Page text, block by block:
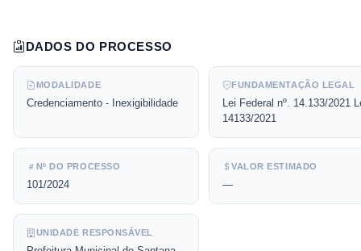
DADOS DO PROCESSO
MODALIDADE
Credenciamento - Inexigibilidade
FUNDAMENTAÇÃO LEGAL
Lei Federal nº. 14.133/2021
14133/2021
Nº DO PROCESSO
101/2024
VALOR ESTIMADO
—
UNIDADE RESPONSÁVEL